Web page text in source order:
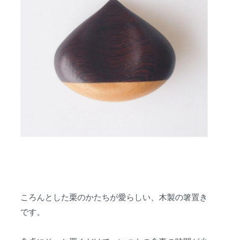
ころんとした栗のかたちが愛らしい、木製の箸置き
です。